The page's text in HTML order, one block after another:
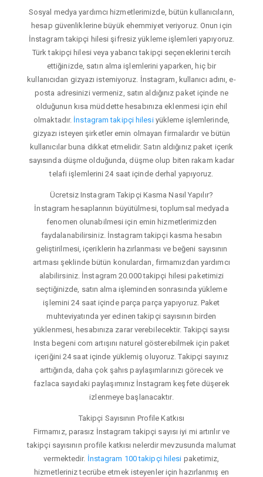
Sosyal medya yardımcı hizmetlerimizde, bütün kullanıcıların,
hesap güvenliklerine büyük ehemmiyet veriyoruz. Onun için
İnstagram takipçi hilesi şifresiz yükleme işlemleri yapıyoruz.
Türk takipçi hilesi veya yabancı takipçi seçeneklerini tercih
ettiğinizde, satın alma işlemlerini yaparken, hiç bir
kullanıcıdan gizyazı istemiyoruz. İnstagram, kullanıcı adını, e-
posta adresinizi vermeniz, satın aldığınız paket içinde ne
olduğunun kısa müddette hesabınıza eklenmesi için ehil
olmaktadır. İnstagram takipçi hilesiyükleme işlemlerinde,
gizyazı isteyen şirketler emin olmayan firmalardır ve bütün
kullanıcılar buna dikkat etmelidir. Satın aldığınız paket içerik
sayısında düşme olduğunda, düşme olup biten rakam kadar
telafi işlemlerini 24 saat içinde derhal yapıyoruz.
Ücretsiz Instagram Takipçi Kasma Nasıl Yapılır?
İnstagram hesaplarının büyütülmesi, toplumsal medyada
fenomen olunabilmesi için emin hizmetlerimizden
faydalanabilirsiniz. İnstagram takipçi kasma hesabın
geliştirilmesi, içeriklerin hazırlanması ve beğeni sayısının
artması şeklinde bütün konulardan, firmamızdan yardımcı
alabilirsiniz. İnstagram 20.000 takipçi hilesi paketimizi
seçtiğinizde, satın alma işleminden sonrasında yükleme
işlemini 24 saat içinde parça parça yapıyoruz. Paket
muhteviyatında yer edinen takipçi sayısının birden
yüklenmesi, hesabınıza zarar verebilecektir. Takipçi sayısı
Insta begeni com artışını naturel gösterebilmek için paket
içeriğini 24 saat içinde yüklemiş oluyoruz. Takipçi sayınız
arttığında, daha çok şahıs paylaşımlarınızı görecek ve
fazlaca sayıdaki paylaşımınız İnstagram keşfete düşerek
izlenmeye başlanacaktır.
Takipçi Sayısının Profile Katkısı
Firmamız, parasız İnstagram takipçi sayısı iyi mi artırılır ve
takipçi sayısının profile katkısı nelerdir mevzusunda malumat
vermektedir. İnstagram 100 takipçi hilesi paketimiz,
hizmetleriniz tecrübe etmek isteyenler için hazırlanmış en